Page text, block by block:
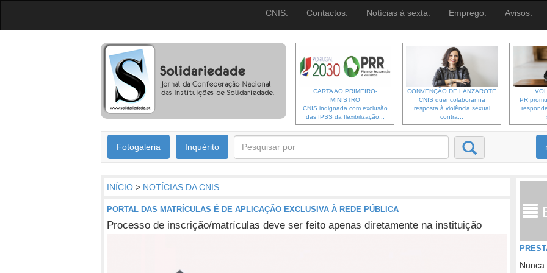
CNIS. Contactos. Notícias à sexta. Emprego. Avisos.
CARTA AO PRIMEIRO-
MINISTRO
CNIS indignada com exclusão
das IPSS da flexibilização...
CONVENÇÃO DE LANZAROTE
CNIS quer colaborar na
resposta à violência sexual
contra...
PR
Fotogaleria Inquérito
INÍCIO > NOTÍCIAS DA CNIS
PORTAL DAS MATRÍCULAS É DE APLICAÇÃO EXCLUSIVA À REDE PÚBLICA
Processo de inscrição/matrículas deve ser feito apenas diretamente na instituição